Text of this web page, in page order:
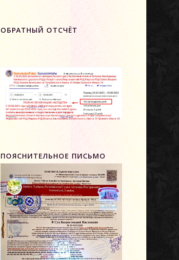
ОБРАТНЫЙ ОТСЧЁТ
ПОЯСНИТЕЛЬНОЕ ПИСЬМО